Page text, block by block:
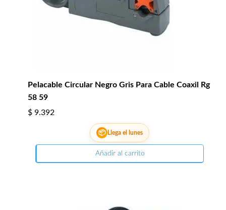
Pelacable Circular Negro Gris Para Cable Coaxil Rg
58 59
$ 9.392
📦 Llega el lunes
Añadir al carrito